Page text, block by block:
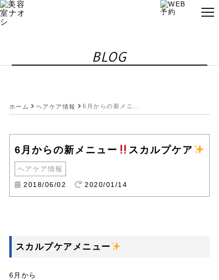
BLOG
ホーム ヘアケア情報 6月からの新メニュー
6月からの新メニュー スカルプケア
ヘアケア情報
2018/06/02 2020/01/14
スカルプケアメニュー
6月から